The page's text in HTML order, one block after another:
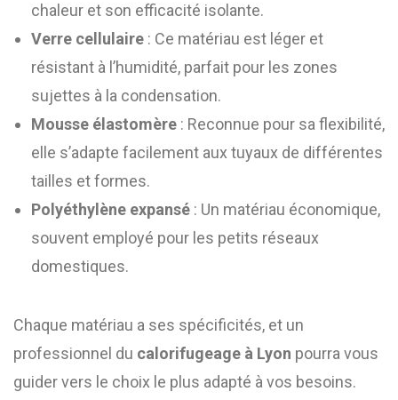
chaleur et son efficacité isolante.
Verre cellulaire : Ce matériau est léger et
résistant à l’humidité, parfait pour les zones
sujettes à la condensation.
Mousse élastomère : Reconnue pour sa flexibilité,
elle s’adapte facilement aux tuyaux de différentes
tailles et formes.
Polyéthylène expansé : Un matériau économique,
souvent employé pour les petits réseaux
domestiques.
Chaque matériau a ses spécificités, et un
professionnel du calorifugeage à Lyon pourra vous
guider vers le choix le plus adapté à vos besoins.